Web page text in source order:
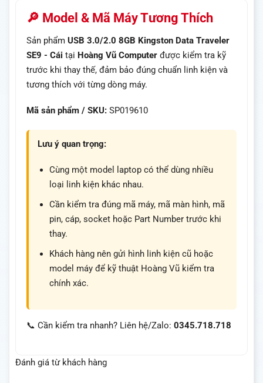
🔎 Model & Mã Máy Tương Thích
Sản phẩm USB 3.0/2.0 8GB Kingston Data Traveler
SE9 - Cái tại Hoàng Vũ Computer được kiểm tra kỹ
trước khi thay thế, đảm bảo đúng chuẩn linh kiện và
tương thích với từng dòng máy.
Mã sản phẩm / SKU: SP019610
Lưu ý quan trọng:
Cùng một model laptop có thể dùng nhiều
loại linh kiện khác nhau.
Cần kiểm tra đúng mã máy, mã màn hình, mã
pin, cáp, socket hoặc Part Number trước khi
thay.
Khách hàng nên gửi hình linh kiện cũ hoặc
model máy để kỹ thuật Hoàng Vũ kiểm tra
chính xác.
📞 Cần kiểm tra nhanh? Liên hệ/Zalo: 0345.718.718
Đánh giá từ khách hàng